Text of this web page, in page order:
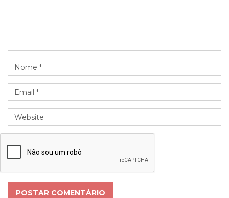
POSTAR COMENTÁRIO